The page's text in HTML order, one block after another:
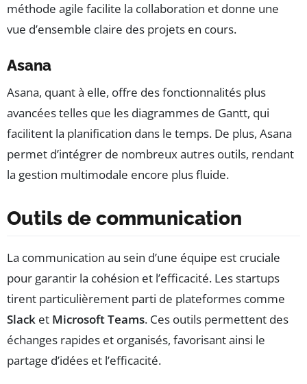
méthode agile facilite la collaboration et donne une
vue d’ensemble claire des projets en cours.
Asana
Asana, quant à elle, offre des fonctionnalités plus
avancées telles que les diagrammes de Gantt, qui
facilitent la planification dans le temps. De plus, Asana
permet d’intégrer de nombreux autres outils, rendant
la gestion multimodale encore plus fluide.
Outils de communication
La communication au sein d’une équipe est cruciale
pour garantir la cohésion et l’efficacité. Les startups
tirent particulièrement parti de plateformes comme
Slack et Microsoft Teams. Ces outils permettent des
échanges rapides et organisés, favorisant ainsi le
partage d’idées et l’efficacité.